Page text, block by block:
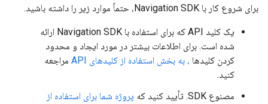
برای شروع کار با Navigation SDK، حتماً موارد زیر را داشته باشید.
یک کلید API که برای استفاده با Navigation SDK ارائه
شده است. برای اطلاعات بیشتر در مورد ایجاد و محدود
کردن کلیدها ، به بخش استفاده از کلیدهای API
مراجعه
کنید.
مصنوع SDK. تأیید کنید که
پروژه شما برای استفاده از